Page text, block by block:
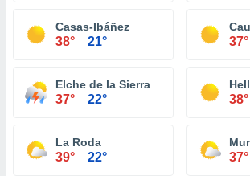
Casas-Ibáñez
38° 21° 37°
Elche de la Sierra
37° 22° 38°
La Roda
39° 22° 37°